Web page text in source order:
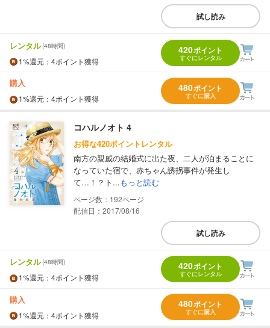
試し読み
レンタル(48時間)
1%還元 ：4ポイント獲得
420ポイント
すぐにレンタル
購入
1%還元 ：4ポイント獲得
480ポイント
すぐに購入
コハルノオト 4
お得な420ポイントレンタル
南方の親戚の結婚式に出た夜、二人が泊まることに
なっていた宿で、赤ちゃん誘拐事件が発生し
て…！？ト...もっと読む
192
配信日：2017/08/16
試し読み
レンタル(48時間)
1%還元 ：4ポイント獲得
420ポイント
すぐにレンタル
購入
1%還元 ：4ポイント獲得
480ポイント
すぐに購入